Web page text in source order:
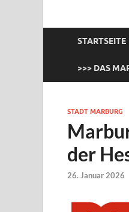
STARTSEITE
>>> DAS
STADT MARBURG
der
26. Januar 2026